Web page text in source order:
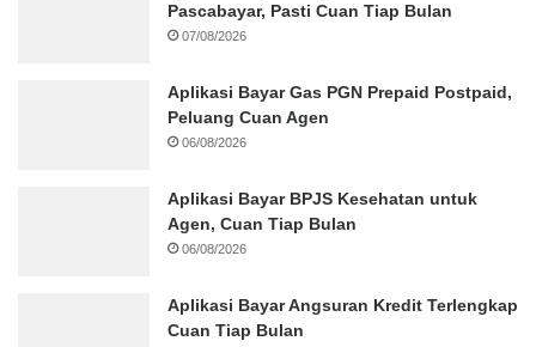
Pascabayar, Pasti Cuan Tiap Bulan
07/08/2026
Aplikasi Bayar Gas PGN Prepaid Postpaid,
Peluang Cuan Agen
06/08/2026
Aplikasi Bayar BPJS Kesehatan untuk
Agen, Cuan Tiap Bulan
06/08/2026
Aplikasi Bayar Angsuran Kredit Terlengkap
Cuan Tiap Bulan